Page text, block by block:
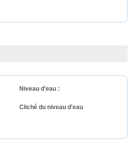
Niveau d'eau :
Cliché du niveau d'eau